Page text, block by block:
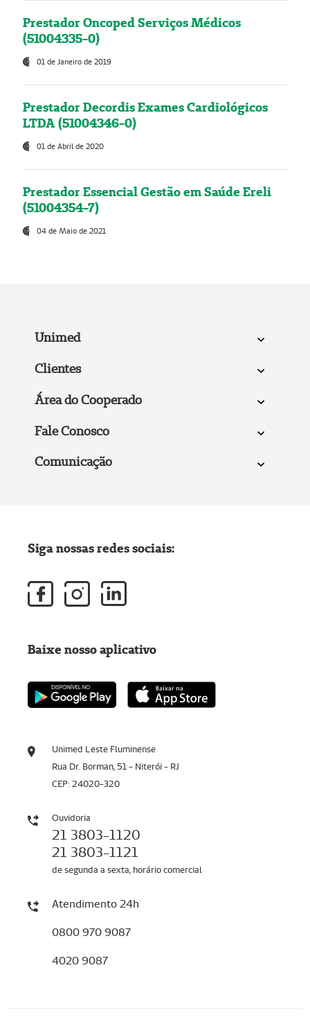
Prestador Oncoped Serviços Médicos
(51004335-0)
01 de Janeiro de 2019
Prestador Decordis Exames Cardiológicos
LTDA (51004346-0)
01 de Abril de 2020
Prestador Essencial Gestão em Saúde Ereli
(51004354-7)
04 de Maio de 2021
Unimed
Clientes
Área do Cooperado
Fale Conosco
Comunicação
Unimed Leste Fluminense
Rua Dr. Borman, 51 - Niterói - RJ
CEP: 24020-320
Ouvidoria
21 3803-1120
21 3803-1121
de segunda a sexta, horário comercial
Atendimento 24h
0800 970 9087
4020 9087
Siga nossas redes sociais:
Baixe nosso aplicativo